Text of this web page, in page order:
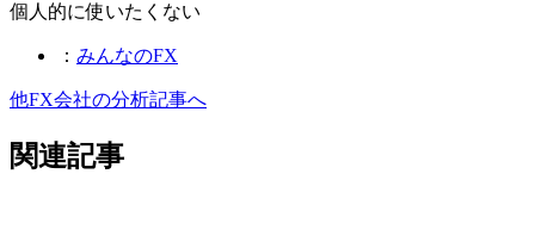
個人的に使いたくない
： みんなのFX
他FX会社の分析記事へ
関連記事